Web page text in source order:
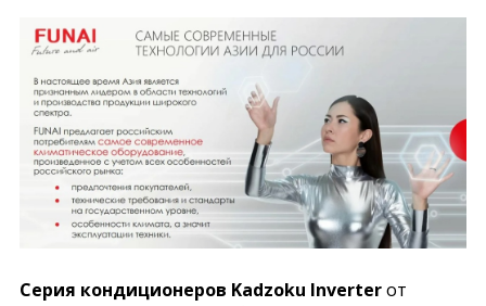
Серия кондиционеров Kadzoku Inverterот